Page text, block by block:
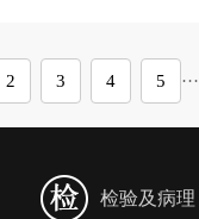
2 3 4 5 ···
检验及病理